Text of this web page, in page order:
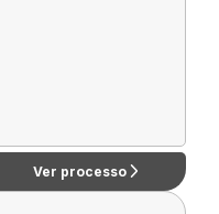
Ver processo arrow_forward_ios